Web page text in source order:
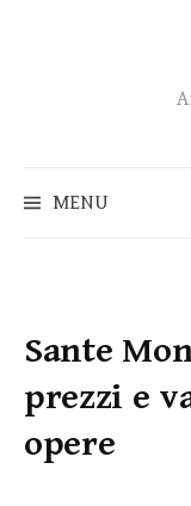
MENU
Sante
prezzi e
opere